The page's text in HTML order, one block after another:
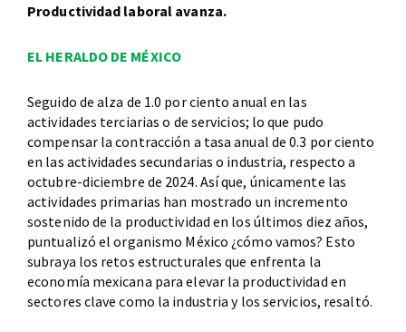
Productividad laboral avanza.
EL HERALDO DE MÉXICO
Seguido de alza de 1.0 por ciento anual en las
actividades terciarias o de servicios; lo que pudo
compensar la contracción a tasa anual de 0.3 por ciento
en las actividades secundarias o industria, respecto a
octubre-diciembre de 2024. Así que, únicamente las
actividades primarias han mostrado un incremento
sostenido de la productividad en los últimos diez años,
puntualizó el organismo México ¿cómo vamos? Esto
subraya los retos estructurales que enfrenta la
economía mexicana para elevar la productividad en
sectores clave como la industria y los servicios, resaltó.